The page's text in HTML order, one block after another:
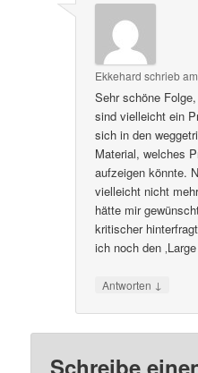
Ekkehard schrieb
Sehr schöne
sind vielleicht ein
sich in den
Material, welches
aufzeigen könnte.
vielleicht nicht
hätte mir
kritischer
ich noch den
Antworten ↓
Schreibe